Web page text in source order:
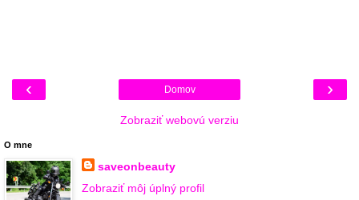
‹ ›
Domov
Zobraziť webovú verziu
O mne
saveonbeauty
Zobraziť môj úplný profil